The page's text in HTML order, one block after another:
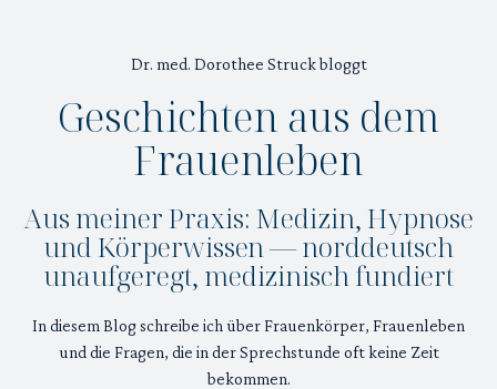
Dr. med. Dorothee Struck bloggt
Geschichten aus dem
Frauenleben
Aus meiner Praxis: Medizin, Hypnose
und Körperwissen — norddeutsch
unaufgeregt, medizinisch fundiert
In diesem Blog schreibe ich über Frauenkörper, Frauenleben
und die Fragen, die in der Sprechstunde oft keine Zeit
bekommen.